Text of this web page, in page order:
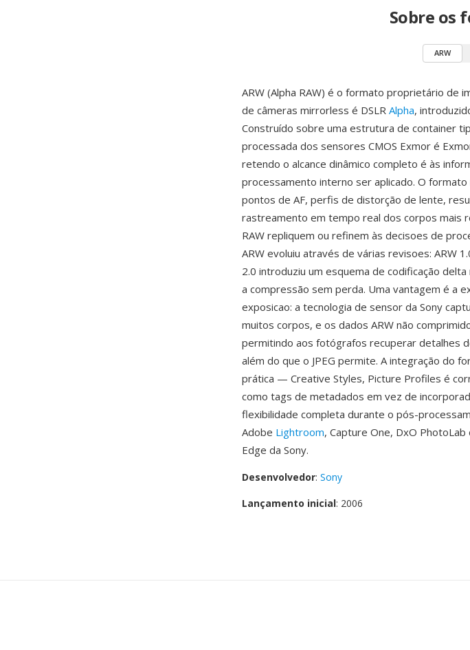
Sobre os
ARW
ARW (Alpha RAW) é o formato proprietário de
de câmeras mirrorless é DSLR Alpha,
Construído sobre uma estrutura de container
processada dos sensores CMOS Exmor é
retendo o alcance dinâmico completo é às
processamento interno ser aplicado. O
pontos de AF, perfis de distorção de lente,
rastreamento em tempo real dos corpos
RAW repliquem ou refinem às decisoes de
ARW evoluiu através de várias revisoes: ARW
2.0 introduziu um esquema de codificação
a compressão sem perda. Uma vantagem é a
exposicao: a tecnologia de sensor da Sony
muitos corpos, e os dados ARW não
permitindo aos fotógrafos recuperar detalhes
além do que o JPEG permite. A integração do
prática — Creative Styles, Picture Profiles é
como tags de metadados em vez de
flexibilidade completa durante o pós-
Adobe Lightroom, Capture One, DxO
Edge da Sony.
Desenvolvedor: Sony
Lançamento inicial: 2006